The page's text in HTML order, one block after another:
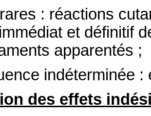
: réactions
et définitif
apparentés ;
indéterminée
des effets